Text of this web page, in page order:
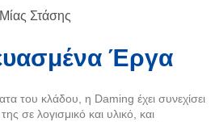
Στάσης
Έργα
του κλάδου, η Daming έχει συνεχίσει
σε λογισμικό και υλικό, και